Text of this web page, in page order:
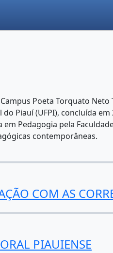
Poeta Torquato
Piauí (UFPI), concluída
Pedagogia pela
contemporâneas.
COM AS
PIAUIENSE